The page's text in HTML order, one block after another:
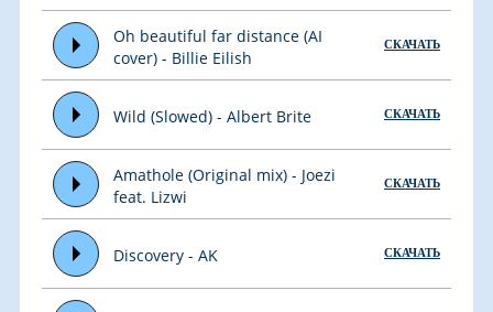
Oh beautiful far distance (AI
cover) - Billie Eilish
СКАЧАТЬ
Wild (Slowed) - Albert Brite СКАЧАТЬ
Amathole (Original mix) - Joezi
feat. Lizwi
СКАЧАТЬ
Discovery - AK СКАЧАТЬ